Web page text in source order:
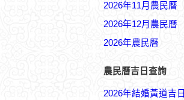
2026年11月農民曆
2026年12月農民曆
2026年農民曆
農民曆吉日查詢
2026年結婚黃道吉日